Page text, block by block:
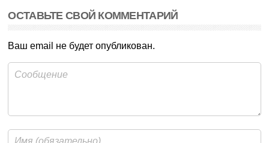
ОСТАВЬТЕ СВОЙ КОММЕНТАРИЙ
Ваш email не будет опубликован.